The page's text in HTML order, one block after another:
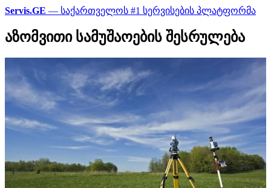
Servis.GE — საქართველოს #1 სერვისების პლატფორმა
აზომვითი სამუშაოების შესრულება